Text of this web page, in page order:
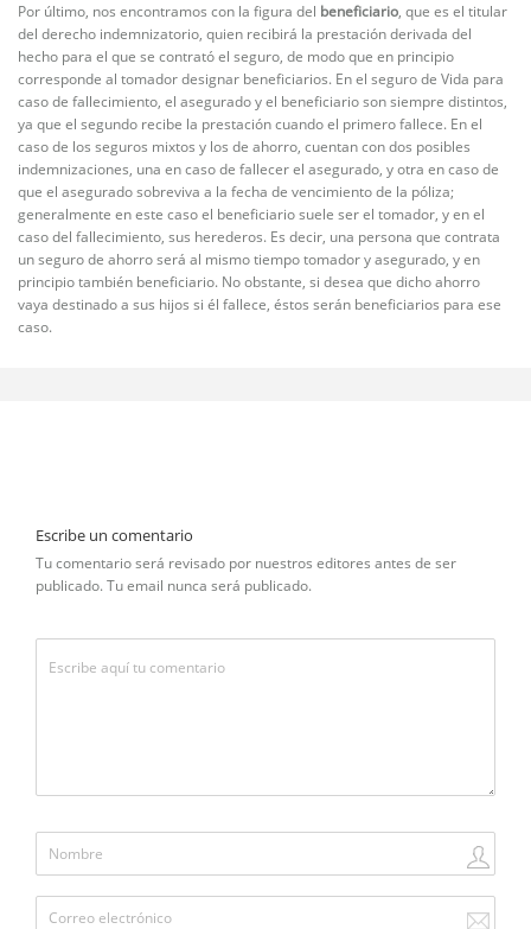
Por último, nos encontramos con la figura del beneficiario, que es el titular
del derecho indemnizatorio, quien recibirá la prestación derivada del
hecho para el que se contrató el seguro, de modo que en principio
corresponde al tomador designar beneficiarios. En el seguro de Vida para
caso de fallecimiento, el asegurado y el beneficiario son siempre distintos,
ya que el segundo recibe la prestación cuando el primero fallece. En el
caso de los seguros mixtos y los de ahorro, cuentan con dos posibles
indemnizaciones, una en caso de fallecer el asegurado, y otra en caso de
que el asegurado sobreviva a la fecha de vencimiento de la póliza;
generalmente en este caso el beneficiario suele ser el tomador, y en el
caso del fallecimiento, sus herederos. Es decir, una persona que contrata
un seguro de ahorro será al mismo tiempo tomador y asegurado, y en
principio también beneficiario. No obstante, si desea que dicho ahorro
vaya destinado a sus hijos si él fallece, éstos serán beneficiarios para ese
caso.
Escribe un comentario
Tu comentario será revisado por nuestros editores antes de ser
publicado. Tu email nunca será publicado.